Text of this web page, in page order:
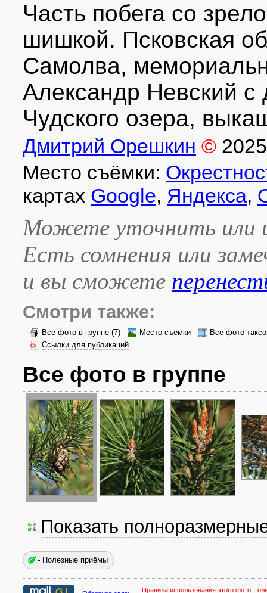
Часть побега со
шишкой. Псковская
Самолва,
Александр Невский
Чудского озера,
Дмитрий Орешкин © 2025
Место съёмки:
картах Google, Яндекса,
Можете уточнить или
Есть сомнения или
и вы сможете
Смотри также:
Все фото в группе (7) Место съёмки
Все фото
Ссылки для публикаций
Все фото в группе
Показать
Полезные приёмы
Правила использования этого фото: